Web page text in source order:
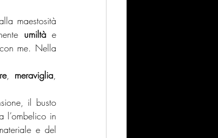
maestosità
umiltà
me. Nella
, meraviglia
il busto
l’ombelico in
e del